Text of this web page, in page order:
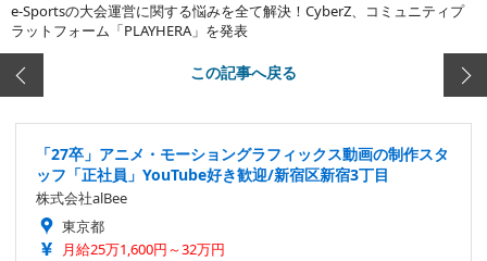
e-Sportsの大会運営に関する悩みを全て解決！CyberZ、コミュニティプ
ラットフォーム「PLAYHERA」を発表
この記事へ戻る
「27卒」アニメ・モーショングラフィックス動画の制作スタ
ッフ「正社員」YouTube好き歓迎/新宿区新宿3丁目
株式会社alBee
東京都
月給25万1,600円～32万円